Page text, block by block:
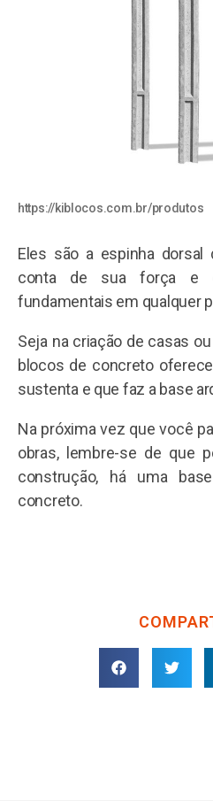
https://kiblocos.com.br/produtos
Eles são a espinha dorsal
conta de sua força e
fundamentais em qualquer
Seja na criação de casas
blocos de concreto
sustenta e que faz a base
Na próxima vez que você
obras, lembre-se de que
construção, há uma
concreto.